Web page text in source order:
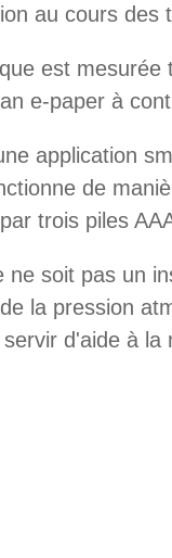
au cours des
est
e-paper à
application
de
trois piles
ne soit pas un
la pression
d'aide à